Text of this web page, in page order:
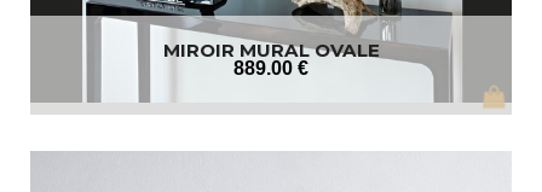
MIROIR MURAL OVALE
889.00 €